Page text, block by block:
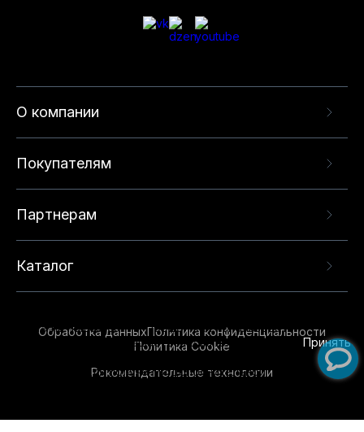
О компании
Покупателям
Партнерам
Каталог
Обработка данныхПолитика конфиденциальности
Политика Cookie
Рекомендательные технологии
опыта на нашем сайте. Продолжая использовать
данный сайт, вы соглашаетесь с использованием
технологий. Для получения дополнительной
Принять